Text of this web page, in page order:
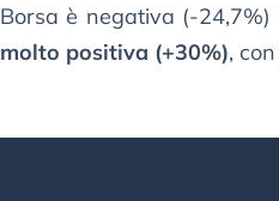
Borsa è negativa (-24,7%)
molto positiva (+30%),